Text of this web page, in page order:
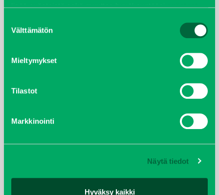
lisää evästeistä sekä muuttaa hyväksyntääsievästeet
valinta
Välttämätön
Mieltymykset
Tilastot
Markkinointi
Näytä tiedot
Hyväksy kaikki
tammikuu 2021
helmikuu 2020
joulukuu 2019